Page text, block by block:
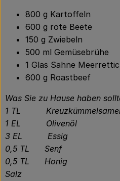
800 g Kartoffeln
600 g rote Beete
150 g Zwiebeln
500 ml Gemüsebrühe
1 Glas Sahne
600 g Roastbeef
Was Sie zu Hause haben
1 TL
1 EL Olivenöl
3 EL Essig
0,5 TL Senf
0,5 TL Honig
Salz